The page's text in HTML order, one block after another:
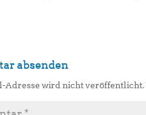
absenden
Adresse wird nicht veröffentlicht.